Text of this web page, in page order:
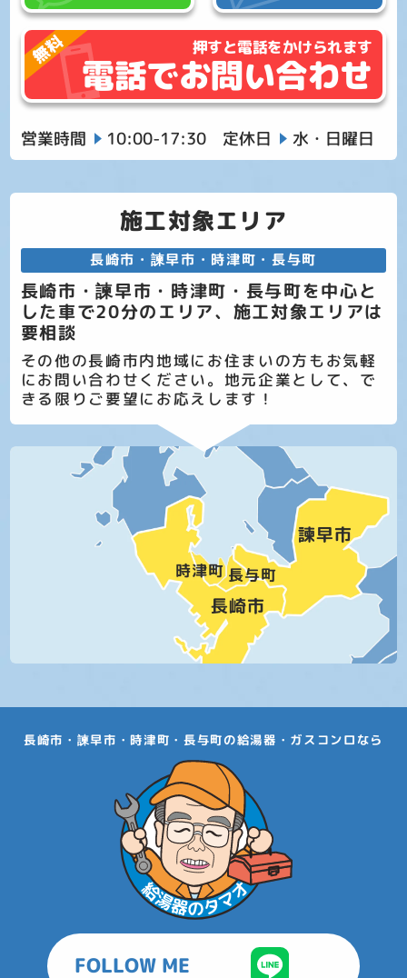
押すと電話をかけられます
電話でお問い合わせ
営業時間 10:00-17:30 定休日 水・日曜日
施工対象エリア
長崎市・諫早市・時津町・長与町
長崎市・諫早市・時津町・長与町を中心と
した車で20分のエリア、施工対象エリアは
要相談
その他の長崎市内地域にお住まいの方もお気軽
にお問い合わせください。地元企業として、で
きる限りご要望にお応えします！
長崎市・諫早市・時津町・長与町の給湯器・ガスコンロなら
FOLLOW ME